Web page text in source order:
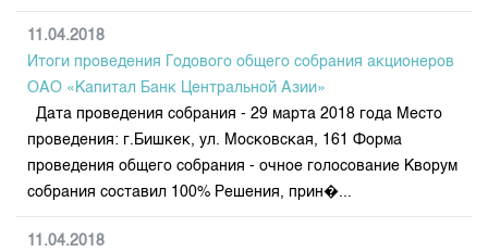
Наши партнеры
Cтратегия развития
Корпоративные документы
Контакты
Финансовый рынок KG
Пресс-клуб
25 лет ЗАО КФБ
Индекс и Капитализация
Котировки по ЦБ
Котировки по драг. металлам
Расписание аукционов по ГЦБ
Результаты аукционов ГЦБ
Объем ГЦБ в обращении
Результаты аукционов по депозитам
План работы на год
11.04.2018
Итоги проведения Годового общего собрания акционеров
ОАО «Капитал Банк Центральной Азии»
Дата проведения собрания - 29 марта 2018 года Место
проведения: г.Бишкек, ул. Московская, 161 Форма
проведения общего собрания - очное голосование Кворум
собрания составил 100% Решения, прин�...
11.04.2018